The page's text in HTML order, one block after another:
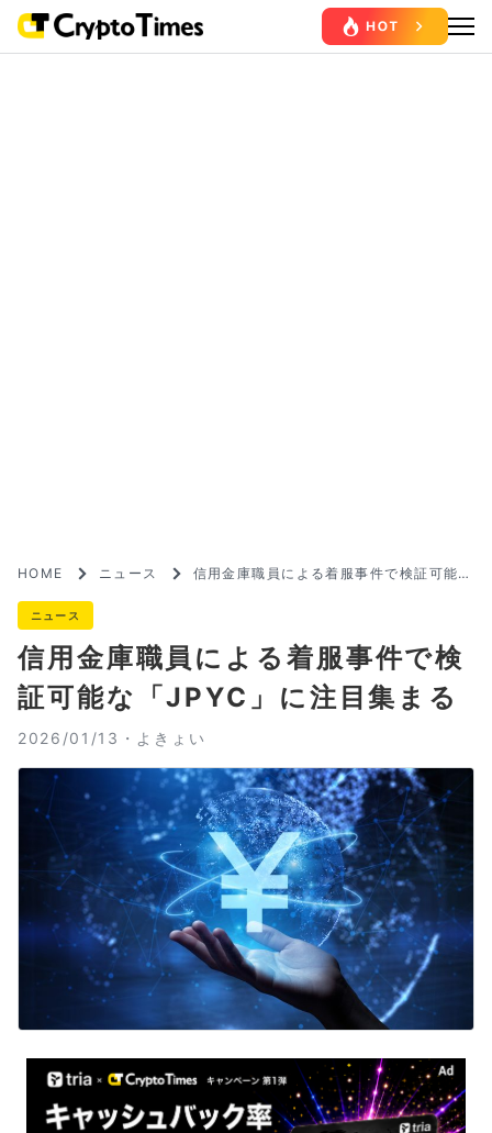
HOME ニュース
信用金庫職員による着服事件で検証可能な
ニュース
信用金庫職員による着服事件で検
証可能な「JPYC」に注目集まる
2026/01/13・ よきょい